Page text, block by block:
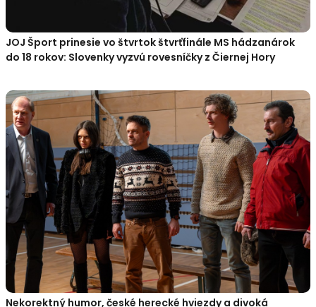
JOJ Šport prinesie vo štvrtok štvrťfinále MS hádzanárok
do 18 rokov: Slovenky vyzvú rovesníčky z Čiernej Hory
Nekorektný humor, české herecké hviezdy a divoká